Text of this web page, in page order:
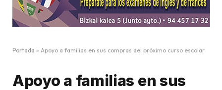
Portada » Apoyo a familias en sus compras del próximo curso escolar
Apoyo a familias en sus